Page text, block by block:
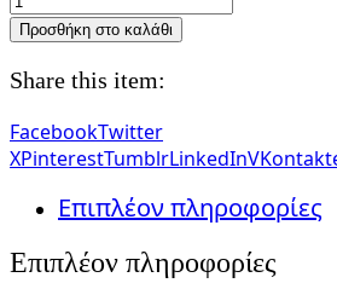
Προσθήκη στο καλάθι
Share this item:
FacebookTwitter
XPinterestTumblrLinkedIn
Επιπλέον πληροφορίες
Επιπλέον πληροφορίες